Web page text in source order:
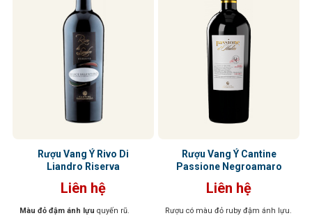
Rượu Vang Ý Rivo Di
Liandro Riserva
Liên hệ
Màu đỏ đậm ánh lựu quyến rũ.
Rượu Vang Ý Cantine
Passione Negroamaro
Liên hệ
Rượu có màu đỏ ruby đậm ánh lựu.